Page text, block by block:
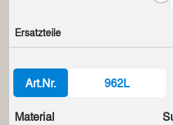
Ersatzteile
Art.Nr. 962L
Material